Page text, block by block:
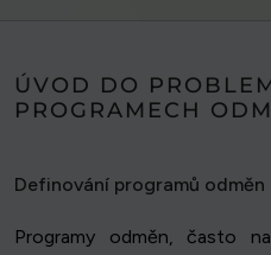
ÚVOD DO
PROGRAMECH
Definování programů odměn
Programy odměn, často